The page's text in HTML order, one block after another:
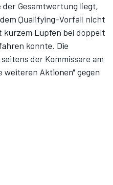
der Gesamtwertung liegt,
Qualifying-Vorfall nicht
kurzem Lupfen bei doppelt
konnte. Die
der Kommissare am
weiteren Aktionen" gegen